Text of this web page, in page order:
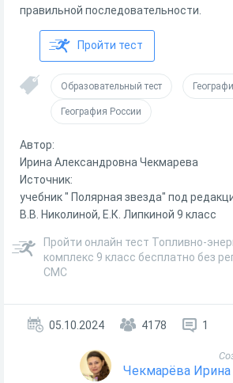
правильной последовательности.
Пройти тест
Образовательный тест
География России
Автор:
Ирина Александровна Чекмарева
Источник:
учебник " Полярная звезда" под
В.В. Николиной, Е.К. Липкиной 9 класс
Пройти онлайн тест Топливно-
комплекс 9 класс бесплатно без
СМС
05.10.2024 4178 1
Чекмарёва Ирина